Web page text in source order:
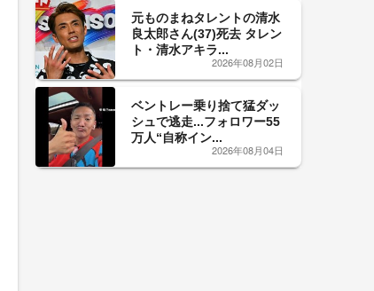
元ものまねタレントの清水
良太郎さん(37)死去 タレン
ト・清水アキラ...
2026年08月02日
ベントレー乗り捨て猛ダッ
シュで逃走...フォロワー55
万人“自称イン...
2026年08月04日